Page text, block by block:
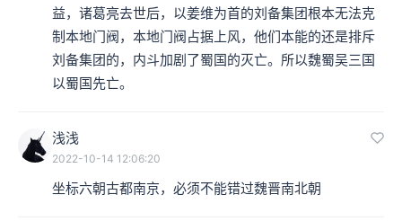
益，诸葛亮去世后，以姜维为首的刘备集团根本无法克
制本地门阀，本地门阀占据上风，他们本能的还是排斥
刘备集团的，内斗加剧了蜀国的灭亡。所以魏蜀吴三国
以蜀国先亡。
浅浅
2022-10-14 12:06:20
坐标六朝古都南京，必须不能错过魏晋南北朝